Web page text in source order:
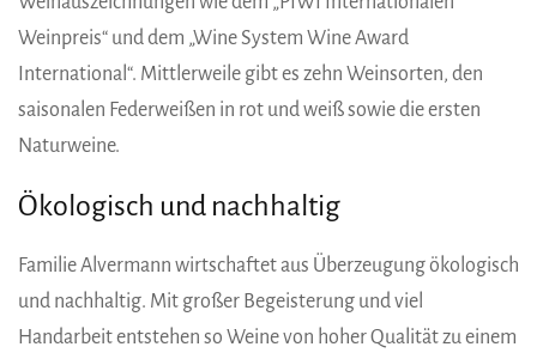
Weinpreis“ und dem „Wine System Wine Award
International“. Mittlerweile gibt es zehn Weinsorten, den
saisonalen Federweißen in rot und weiß sowie die ersten
Naturweine.
Ökologisch und nachhaltig
Familie Alvermann wirtschaftet aus Überzeugung ökologisch
und nachhaltig. Mit großer Begeisterung und viel
Handarbeit entstehen so Weine von hoher Qualität zu einem